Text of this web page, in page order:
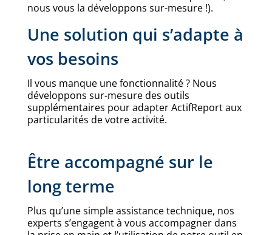
nous vous la développons sur-mesure !).
Une solution qui s’adapte à
vos besoins
Il vous manque une fonctionnalité ? Nous
développons sur-mesure des outils
supplémentaires pour adapter ActifReport aux
particularités de votre activité.
Être accompagné sur le
long terme
Plus qu’une simple assistance technique, nos
experts s’engagent à vous accompagner dans